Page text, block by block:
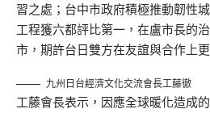
習之處；台中市政府積極推動韌性
工程獲六都評比第一，在盧市長的
市，期許台日雙方在友誼與合作上
九州日台經濟文化交流會長工藤徹
工藤會長表示，因應全球暖化造成